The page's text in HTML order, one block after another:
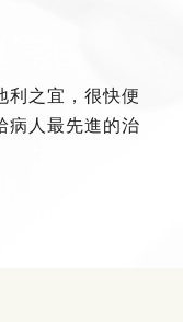
利之宜，很快便
病人最先進的治